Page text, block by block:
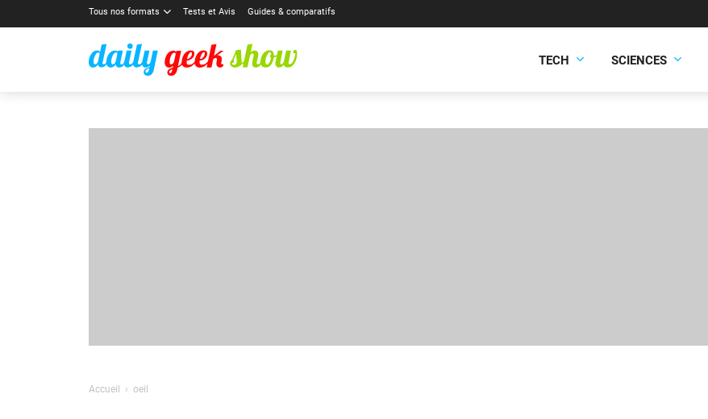
Tous nos formats Tests et Avis Guides & comparatifs
TECH SCIENCES
Accueil oeil